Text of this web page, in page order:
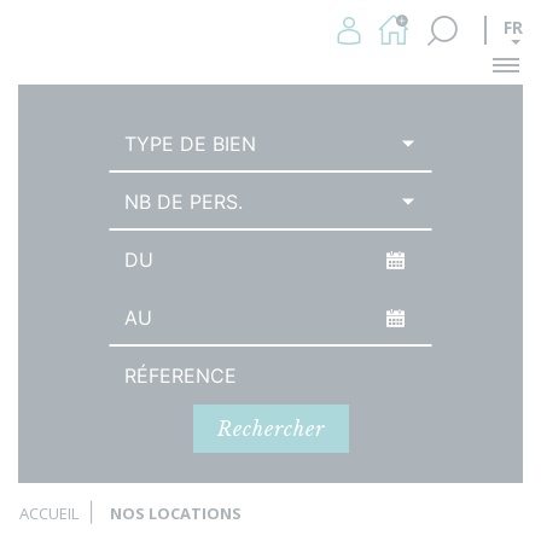
FR
TYPE DE BIEN
NB DE PERS.
Référence
Rechercher
ACCUEIL NOS LOCATIONS